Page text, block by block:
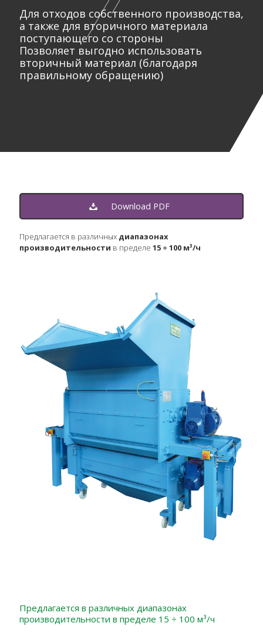
Для отходов собственного производства,
а также для вторичного материала
поступающего со стороны
Позволяет выгодно использовать
вторичный материал (благодаря
правильному обращению)
Download PDF
Предлагается в различных диапазонах
производительности в пределе 15 ÷ 100 м³/ч
Предлагается в различных диапазонах
производительности в пределе 15 ÷ 100 м³/ч